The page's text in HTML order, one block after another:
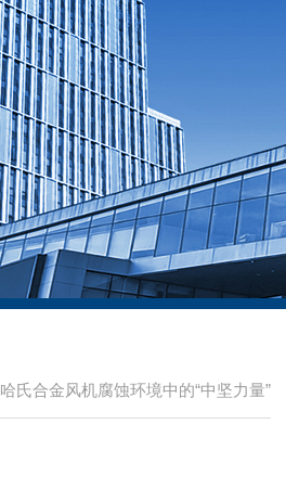
哈氏合金风机腐蚀环境中的“中坚力量”